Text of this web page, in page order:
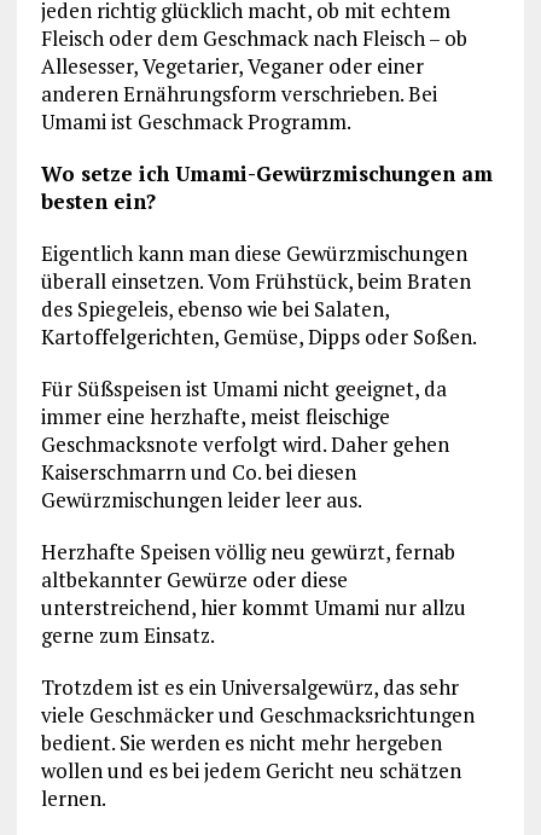
jeden richtig glücklich macht, ob mit echtem
Fleisch oder dem Geschmack nach Fleisch – ob
Allesesser, Vegetarier, Veganer oder einer
anderen Ernährungsform verschrieben. Bei
Umami ist Geschmack Programm.
Wo setze ich Umami-Gewürzmischungen am
besten ein?
Eigentlich kann man diese Gewürzmischungen
überall einsetzen. Vom Frühstück, beim Braten
des Spiegeleis, ebenso wie bei Salaten,
Kartoffelgerichten, Gemüse, Dipps oder Soßen.
Für Süßspeisen ist Umami nicht geeignet, da
immer eine herzhafte, meist fleischige
Geschmacksnote verfolgt wird. Daher gehen
Kaiserschmarrn und Co. bei diesen
Gewürzmischungen leider leer aus.
Herzhafte Speisen völlig neu gewürzt, fernab
altbekannter Gewürze oder diese
unterstreichend, hier kommt Umami nur allzu
gerne zum Einsatz.
Trotzdem ist es ein Universalgewürz, das sehr
viele Geschmäcker und Geschmacksrichtungen
bedient. Sie werden es nicht mehr hergeben
wollen und es bei jedem Gericht neu schätzen
lernen.